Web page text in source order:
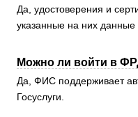
Да, удостоверения и
указанные на них данные
Можно ли войти в
Да, ФИС поддерживает
Госуслуги.